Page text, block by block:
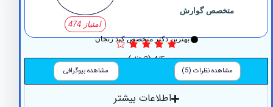
متخصص گوارش
بهترین دکتر متخصص کبد زنجان
4/5 (3 نظر)
مشاهده نظرات (5) مشاهده بیوگرافی
اطلاعات بیشتر